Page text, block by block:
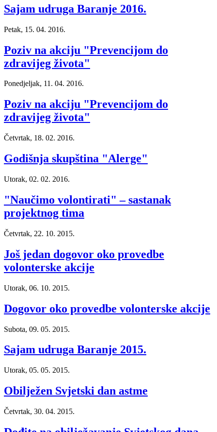
Sajam udruga Baranje 2016.
Petak, 15. 04. 2016.
Poziv na akciju "Prevencijom do
zdravijeg života"
Ponedjeljak, 11. 04. 2016.
Poziv na akciju "Prevencijom do
zdravijeg života"
Četvrtak, 18. 02. 2016.
Godišnja skupština "Alerge"
Utorak, 02. 02. 2016.
"Naučimo volontirati" – sastanak
projektnog tima
Četvrtak, 22. 10. 2015.
Još jedan dogovor oko provedbe
volonterske akcije
Utorak, 06. 10. 2015.
Dogovor oko provedbe volonterske akcije
Subota, 09. 05. 2015.
Sajam udruga Baranje 2015.
Utorak, 05. 05. 2015.
Obilježen Svjetski dan astme
Četvrtak, 30. 04. 2015.